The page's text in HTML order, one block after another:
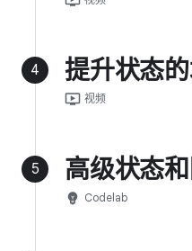
4 提升状态
ondemand_video 视频
5 高级状态
emoji_objects Codelab